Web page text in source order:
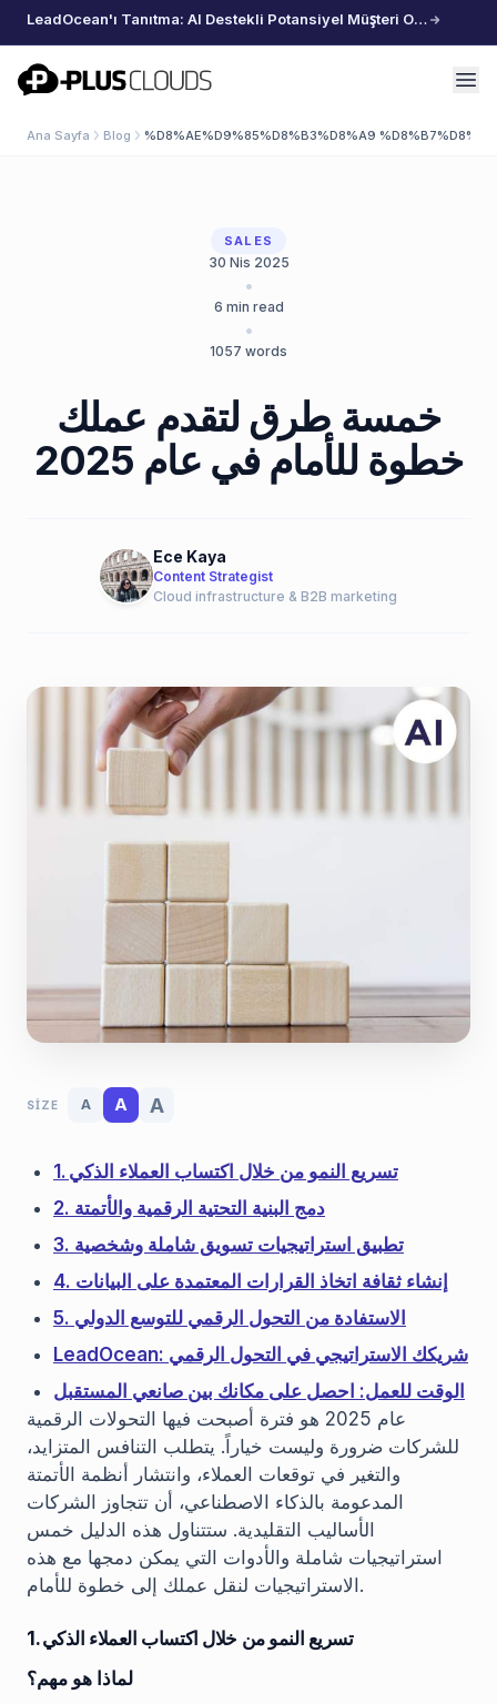
LeadOcean'ı Tanıtma: AI Destekli Potansiyel Müşteri Oluşturma, Özenle Seçilmiş Veriler, Zahmetsiz Büyüme
PlusClouds
Ana Sayfa Blog %D8%AE%D9%85%D8%B3%D8%A9
SALES
30 Nis 2025
•
6 min read
•
1057 words
خمسة طرق لتقدم عملك
خطوة للأمام في عام 2025
Ece Kaya
Content Strategist
Cloud infrastructure & B2B marketing
SIZE A A A
1. تسريع النمو من خلال اكتساب العملاء الذكي
2. دمج البنية التحتية الرقمية والأتمتة
3. تطبيق استراتيجيات تسويق شاملة وشخصية
4. إنشاء ثقافة اتخاذ القرارات المعتمدة على البيانات
5. الاستفادة من التحول الرقمي للتوسع الدولي
LeadOcean: شريكك الاستراتيجي في التحول الرقمي
الوقت للعمل: احصل على مكانك بين صانعي المستقبل
عام 2025 هو فترة أصبحت فيها التحولات الرقمية
للشركات ضرورة وليست خياراً. يتطلب التنافس المتزايد،
والتغير في توقعات العملاء، وانتشار أنظمة الأتمتة
المدعومة بالذكاء الاصطناعي، أن تتجاوز الشركات
الأساليب التقليدية. ستتناول هذه الدليل خمس
استراتيجيات شاملة والأدوات التي يمكن دمجها مع هذه
الاستراتيجيات لنقل عملك إلى خطوة للأمام.
1. تسريع النمو من خلال اكتساب العملاء الذكي
لماذا هو مهم؟